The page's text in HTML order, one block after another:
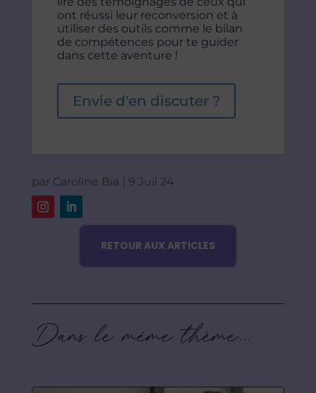
ont réussi leur reconversion et à
utiliser des outils comme le bilan
de compétences pour te guider
dans cette aventure !
Envie d'en discuter ?
par Caroline Bia | 9 Juil 24
RETOUR AUX ARTICLES
Dans le même thème…